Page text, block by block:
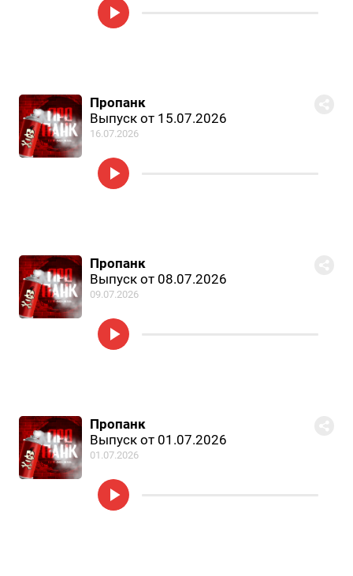
Пропанк
Выпуск от 15.07.2026
16.07.2026
Пропанк
Выпуск от 08.07.2026
09.07.2026
Пропанк
Выпуск от 01.07.2026
01.07.2026